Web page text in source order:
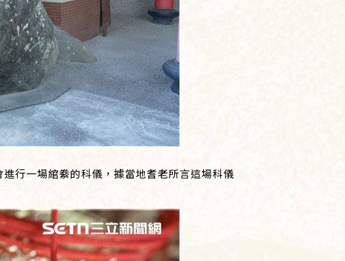
行一場綰絭的科儀，據當地耆老所言這場科儀